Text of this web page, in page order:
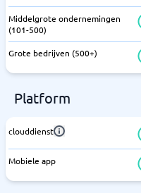
Middelgrote ondernemingen
(101-500)
Grote bedrijven (500+)
Platform
clouddienst
Mobiele app